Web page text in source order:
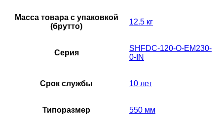
Масса товара с упаковкой
(брутто)
12.5 кг
Серия
SHFDC-120-O-EM230-
0-IN
Срок службы 10 лет
Типоразмер 550 мм